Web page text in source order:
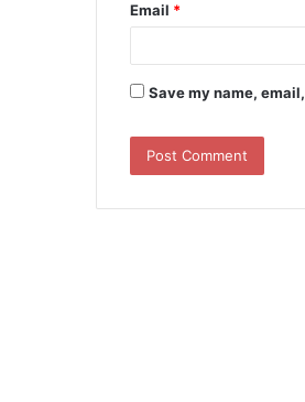
Email *
Save my name,